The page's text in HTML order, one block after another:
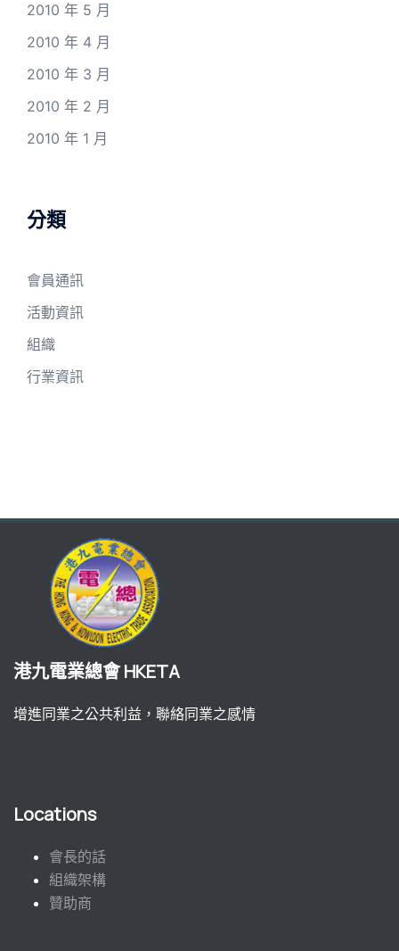
2010 年 5 月
2010 年 4 月
2010 年 3 月
2010 年 2 月
2010 年 1 月
分類
會員通訊
活動資訊
組織
行業資訊
港九電業總會 HKETA
增進同業之公共利益，聯絡同業之感情
Locations
會長的話
組織架構
贊助商